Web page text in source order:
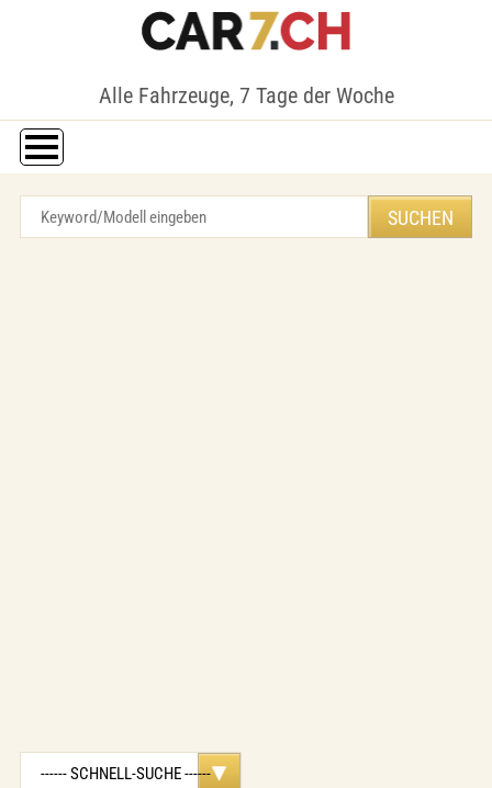
Alle Fahrzeuge, 7 Tage der Woche